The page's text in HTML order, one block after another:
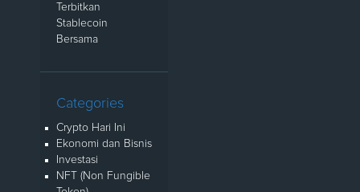
Terbitkan
Stablecoin
Bersama
Categories
Crypto Hari Ini
Ekonomi dan Bisnis
Investasi
NFT (Non Fungible